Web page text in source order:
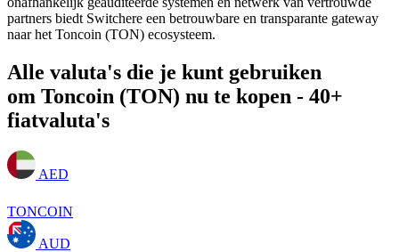
partners biedt Switchere een betrouwbare en transparante gateway
naar het Toncoin (TON) ecosysteem.
Alle valuta's die je kunt gebruiken
om Toncoin (TON) nu te kopen - 40+
fiatvaluta's
AED
TONCOIN
AUD